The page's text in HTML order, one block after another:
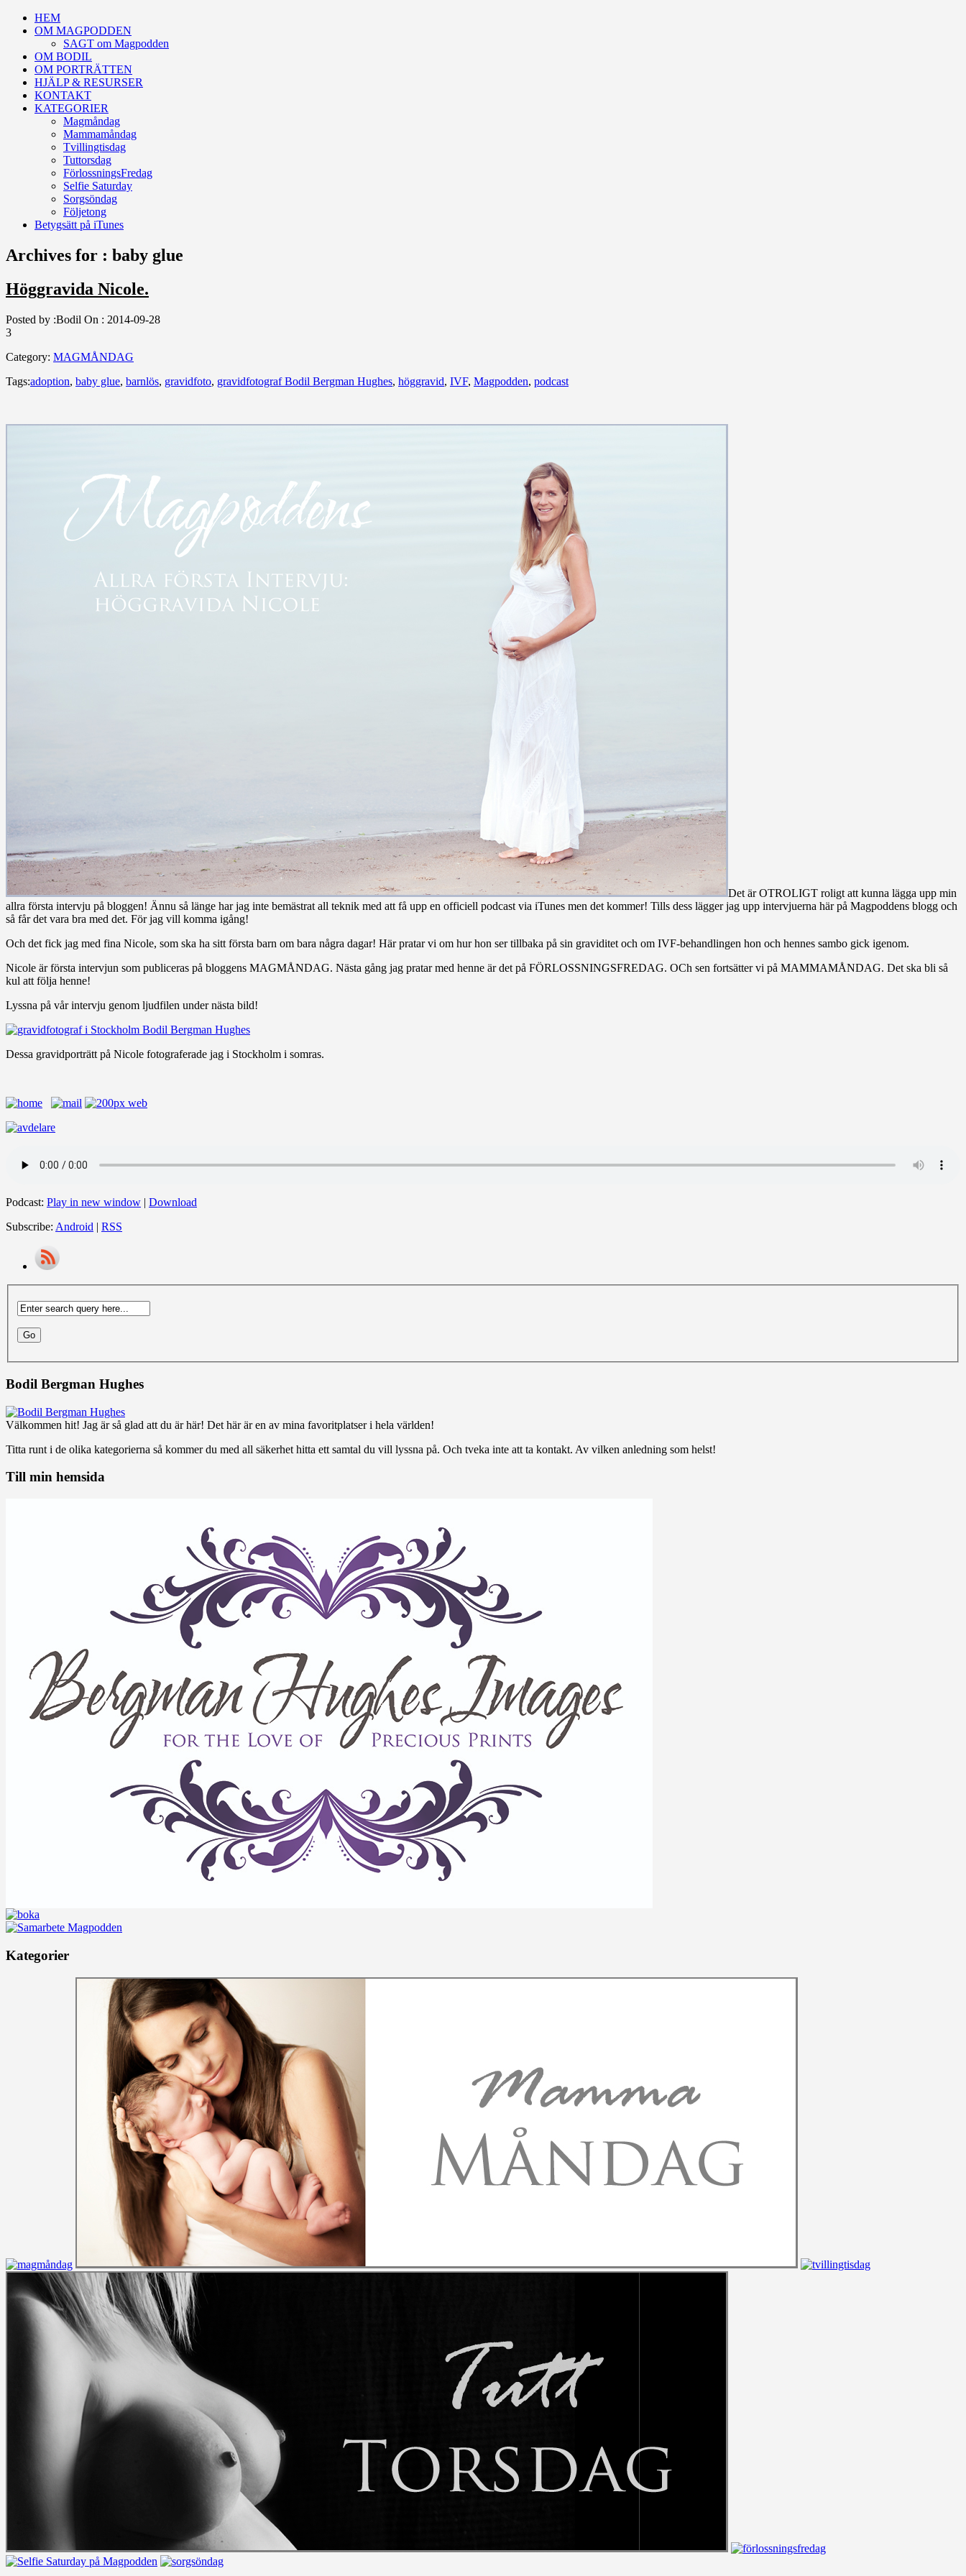
HEM
OM MAGPODDEN
SAGT om Magpodden
OM BODIL
OM PORTRÄTTEN
HJÄLP & RESURSER
KONTAKT
KATEGORIER
Magmåndag
Mammamåndag
Tvillingtisdag
Tuttorsdag
FörlossningsFredag
Selfie Saturday
Sorgsöndag
Följetong
Betygsätt på iTunes
Archives for : baby glue
Höggravida Nicole.
Posted by :Bodil On : 2014-09-28
3
Category: MAGMÅNDAG
Tags:adoption, baby glue, barnlös, gravidfoto, gravidfotograf Bodil Bergman Hughes, höggravid, IVF, Magpodden, podcast
Det är OTROLIGT roligt att kunna lägga upp min
allra första intervju på bloggen! Ännu så länge har jag inte bemästrat all teknik med att få upp en officiell podcast via iTunes men det kommer! Tills dess lägger jag upp intervjuerna här på Magpoddens blogg och
så får det vara bra med det. För jag vill komma igång!
Och det fick jag med fina Nicole, som ska ha sitt första barn om bara några dagar! Här pratar vi om hur hon ser tillbaka på sin graviditet och om IVF-behandlingen hon och hennes sambo gick igenom.
Nicole är första intervjun som publiceras på bloggens MAGMÅNDAG. Nästa gång jag pratar med henne är det på FÖRLOSSNINGSFREDAG. OCh sen fortsätter vi på MAMMAMÅNDAG. Det ska bli så
kul att följa henne!
Lyssna på vår intervju genom ljudfilen under nästa bild!
Dessa gravidporträtt på Nicole fotograferade jag i Stockholm i somras.
Podcast: Play in new window | Download
Subscribe: Android | RSS
Bodil Bergman Hughes
Välkommen hit! Jag är så glad att du är här! Det här är en av mina favoritplatser i hela världen!
Titta runt i de olika kategorierna så kommer du med all säkerhet hitta ett samtal du vill lyssna på. Och tveka inte att ta kontakt. Av vilken anledning som helst!
Till min hemsida
Kategorier